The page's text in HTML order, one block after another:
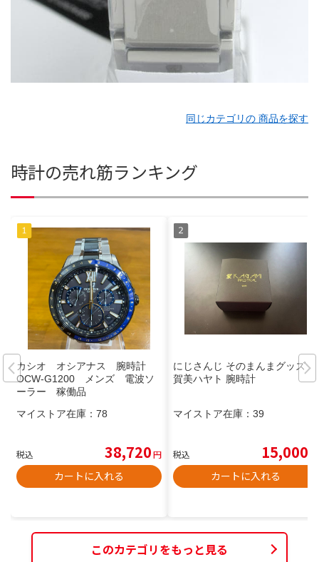
同じカテゴリの 商品を探す
時計の売れ筋ランキング
カシオ オシアナス 腕時計
OCW-G1200 メンズ 電波ソ
ーラー 稼働品
マイストア在庫： 78
税込 38,720円
カートに入れる
にじさんじ そのまんまグッズ 加
賀美ハヤト 腕時計
マイストア在庫： 39
税込 15,000
カートに入れる
このカテゴリをもっと見る